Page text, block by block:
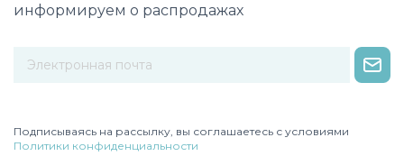
информируем о распродажах
Подписываясь на рассылку, вы соглашаетесь с условиями
Политики конфиденциальности